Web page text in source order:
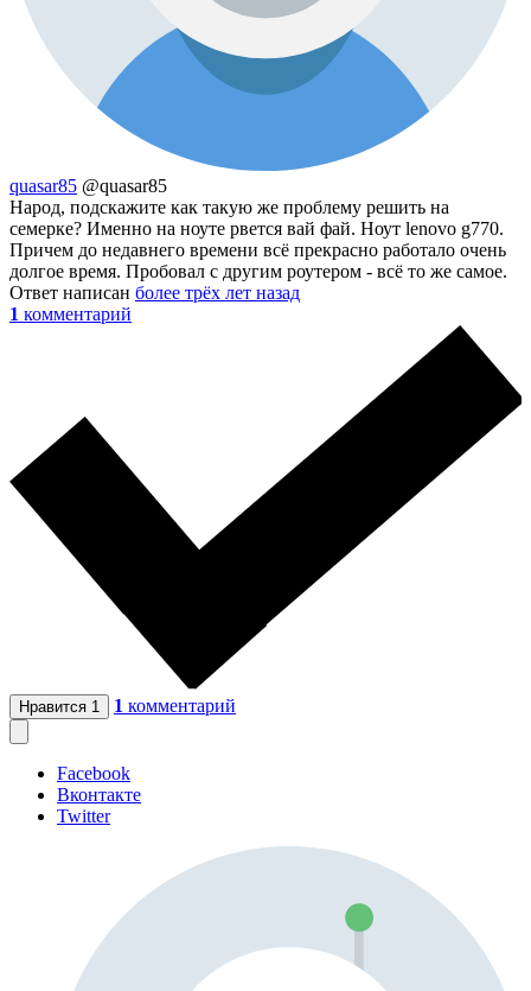
quasar85 @quasar85
Народ, подскажите как такую же проблему решить на
семерке? Именно на ноуте рвется вай фай. Ноут lenovo g770.
Причем до недавнего времени всё прекрасно работало очень
долгое время. Пробовал с другим роутером - всё то же самое.
Ответ написан более трёх лет назад
1 комментарий
Нравится 1 1 комментарий
Facebook
Вконтакте
Twitter